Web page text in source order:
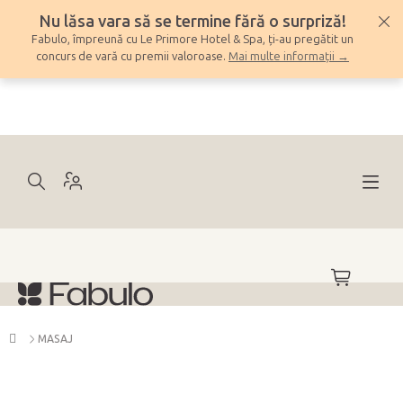
conținut
Nu lăsa vara să se termine fără o surpriză!
Fabulo, împreună cu Le Primore Hotel & Spa, ți-au pregătit un
concurs de vară cu premii valoroase. Mai multe informații →
COŞ
DE
Acasă
MASAJ